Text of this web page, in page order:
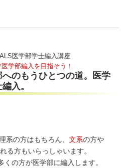
医学部学士編入講座
学部編入を目指そう！
へのもうひとつの道。医学
入。
系の方はもちろん、 文系の方や
る方もいらっしゃいます。
の方が医学部に編入します。